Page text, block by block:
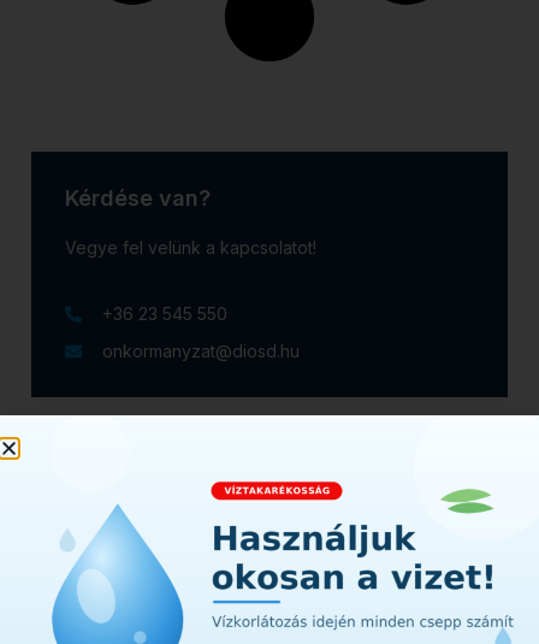
Kérdése van?
Vegye fel velünk a kapcsolatot!
+36 23 545 550
onkormanyzat@diosd.hu
Iratkozzon fel hírlevelünkre!